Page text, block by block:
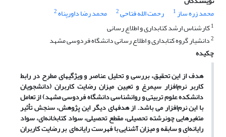
محمد زره ساز1 رحمت الله فتاحی2 محمد رضا داورپناه2
1کارشناس ارشد کتابداری و اطلاع رسانی
2دانشیار گروه کتابداری و اطلاع رسانی دانشگاه فردوسی مشهد
چکیده
هدف از این تحقیق، بررسی و تحلیل عناصر و ویژگیهای مطرح در رابط
کاربر نرم‌افزار سیمرغ و تعیین میزان رضایت کاربران (دانشجویان
دانشکده علوم تربیتی و روانشناسی دانشگاه فردوسی مشهد) از تعامل
با این نرم‌افزار می باشد.از هدفهای دیگر این پژوهش، سنجش تأثیر
متغیرهایی چونرشته تحصیلی، مقطع تحصیلی، سواد کتابخانه‌ای، سواد
رایانه‌ای و سابقه و میزان آشنایی با فهرست رایانه‌ای بر رضایت کاربران